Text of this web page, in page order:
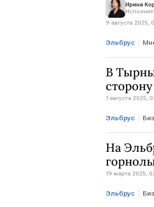
Ирина
9 августа 2025,
Эльбрус
Туризм
В
1 августа 2025,
Эльбрус
На
19 марта 2025,
Эльбрус